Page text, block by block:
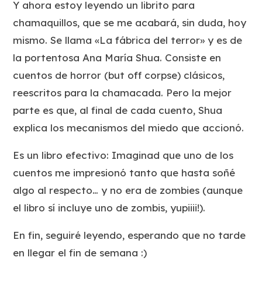
Y ahora estoy leyendo un librito para
chamaquillos, que se me acabará, sin duda, hoy
mismo. Se llama «La fábrica del terror» y es de
la portentosa Ana María Shua. Consiste en
cuentos de horror (but off corpse) clásicos,
reescritos para la chamacada. Pero la mejor
parte es que, al final de cada cuento, Shua
explica los mecanismos del miedo que accionó.
Es un libro efectivo: Imaginad que uno de los
cuentos me impresionó tanto que hasta soñé
algo al respecto… y no era de zombies (aunque
el libro sí incluye uno de zombis, yupiiii!).
En fin, seguiré leyendo, esperando que no tarde
en llegar el fin de semana :)